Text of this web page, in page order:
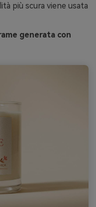
più scura viene usata
generata con